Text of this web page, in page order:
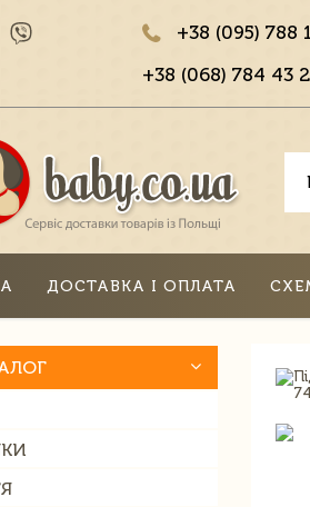
+38 (095) 788
+38 (068) 784 43
ДОСТАВКА І ОПЛАТА